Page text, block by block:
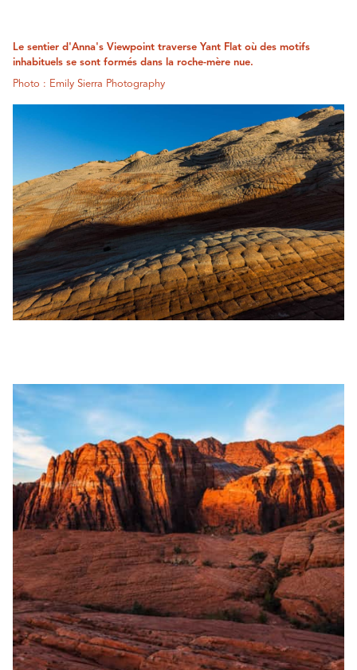
Le sentier d'Anna's Viewpoint traverse Yant Flat où des motifs
inhabituels se sont formés dans la roche-mère nue.
Photo : Emily Sierra Photography